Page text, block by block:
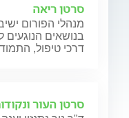
סרטן ריאה
מנהלי הפורום
בנושאים הנוגעים
דרכי טיפול,
סרטן העור